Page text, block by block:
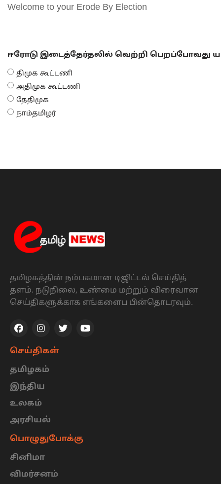
Welcome to your Erode By Election
ஈரோடு இடைத்தேர்தலில் வெற்றி பெறப்போவது
திமுக கூட்டணி
அதிமுக கூட்டணி
தேதிமுக
நாம்தமிழர்
தமிழகத்தின் நம்பகமான டிஜிட்டல் செய்தித்
தளம். நடுநிலை, உண்மை மற்றும் விரைவான
செய்திகளுக்காக எங்களைப பின்தொடரவும்.
செய்திகள்
தமிழகம்
இந்திய
உலகம்
அரசியல்
பொழுதுபோக்கு
சினிமா
விமர்சனம்